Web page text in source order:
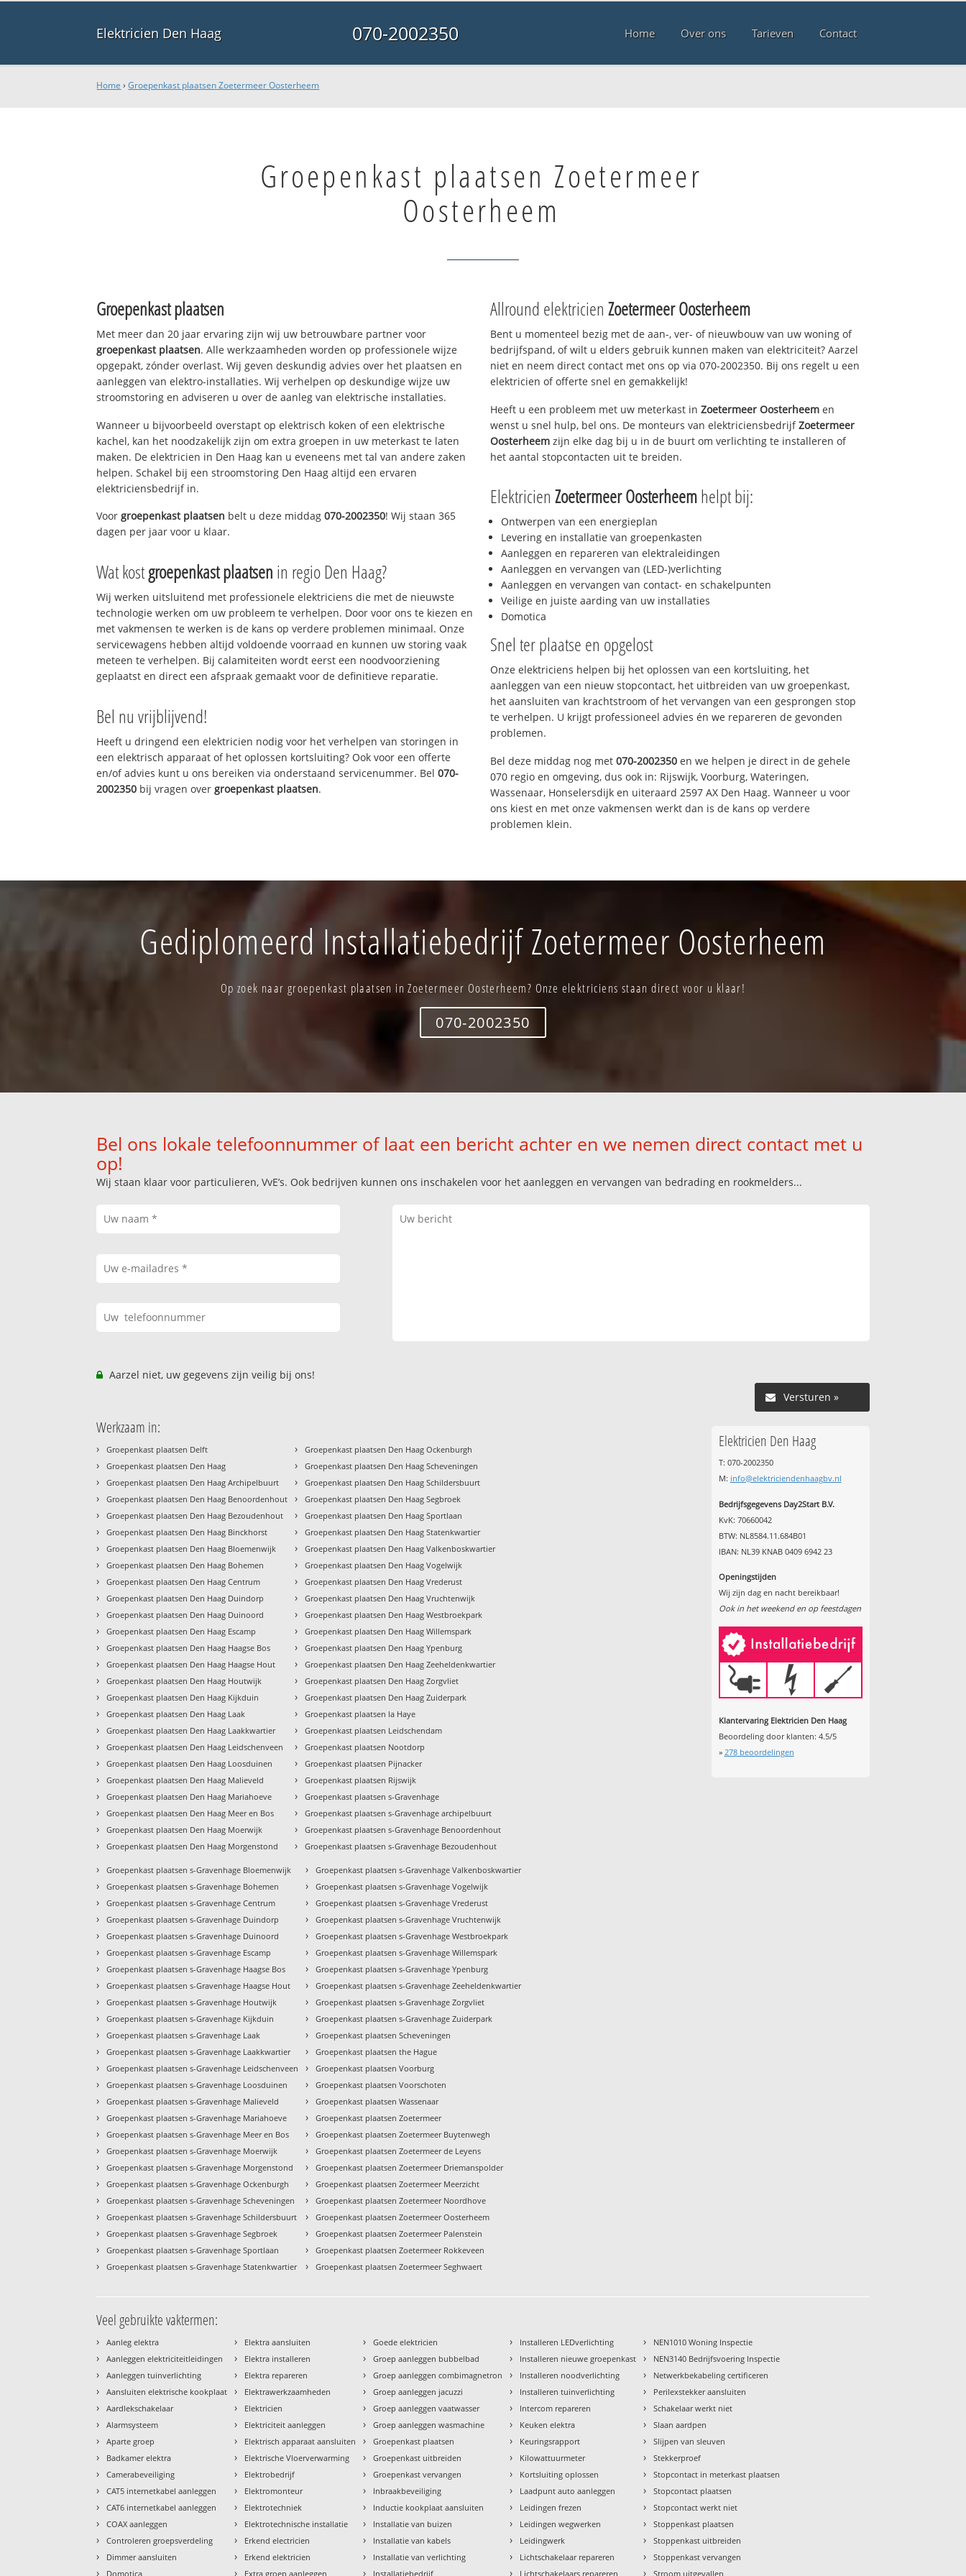
Elektricien Den Haag 070-2002350 Home Over ons Tarieven Contact
Home ›Groepenkast plaatsen Zoetermeer Oosterheem
Groepenkast plaatsen Zoetermeer
Oosterheem
Groepenkast plaatsen
Met meer dan 20 jaar ervaring zijn wij uw betrouwbare partner voor
groepenkast plaatsen. Alle werkzaamheden worden op professionele wijze
opgepakt, zónder overlast. Wij geven deskundig advies over het plaatsen en
aanleggen van elektro-installaties. Wij verhelpen op deskundige wijze uw
stroomstoring en adviseren u over de aanleg van elektrische installaties.
Wanneer u bijvoorbeeld overstapt op elektrisch koken of een elektrische
kachel, kan het noodzakelijk zijn om extra groepen in uw meterkast te laten
maken. De elektricien in Den Haag kan u eveneens met tal van andere zaken
helpen. Schakel bij een stroomstoring Den Haag altijd een ervaren
elektriciensbedrijf in.
Voorgroepenkast plaatsen belt u deze middag070-2002350! Wij staan 365
dagen per jaar voor u klaar.
Wat kostgroepenkast plaatsen in regio Den Haag?
Wij werken uitsluitend met professionele elektriciens die met de nieuwste
technologie werken om uw probleem te verhelpen. Door voor ons te kiezen en
met vakmensen te werken is de kans op verdere problemen minimaal. Onze
servicewagens hebben altijd voldoende voorraad en kunnen uw storing vaak
meteen te verhelpen. Bij calamiteiten wordt eerst een noodvoorziening
geplaatst en direct een afspraak gemaakt voor de definitieve reparatie.
Bel nu vrijblijvend!
Heeft u dringend een elektricien nodig voor het verhelpen van storingen in
een elektrisch apparaat of het oplossen kortsluiting? Ook voor een offerte
en/of advies kunt u ons bereiken via onderstaand servicenummer. Bel070-
2002350 bij vragen overgroepenkast plaatsen.
Allround elektricien Zoetermeer Oosterheem
Bent u momenteel bezig met de aan-, ver- of nieuwbouw van uw woning of
bedrijfspand, of wilt u elders gebruik kunnen maken van elektriciteit? Aarzel
niet en neem direct contact met ons op via 070-2002350. Bij ons regelt u een
elektricien of offerte snel en gemakkelijk!
Heeft u een probleem met uw meterkast in Zoetermeer Oosterheem en
wenst u snel hulp, bel ons. De monteurs van elektriciensbedrijfZoetermeer
Oosterheem zijn elke dag bij u in de buurt om verlichting te installeren of
het aantal stopcontacten uit te breiden.
Elektricien Zoetermeer Oosterheemhelpt bij:
Ontwerpen van een energieplan
Levering en installatie van groepenkasten
Aanleggen en repareren van elektraleidingen
Aanleggen en vervangen van (LED-)verlichting
Aanleggen en vervangen van contact- en schakelpunten
Veilige en juiste aarding van uw installaties
Domotica
Snel ter plaatse en opgelost
Onze elektriciens helpen bij het oplossen van een kortsluiting, het
aanleggen van een nieuw stopcontact, het uitbreiden van uw groepenkast,
het aansluiten van krachtstroom of het vervangen van een gesprongen stop
te verhelpen. U krijgt professioneel advies én we repareren de gevonden
problemen.
Bel deze middag nog met 070-2002350 en we helpen je direct in de gehele
070 regio en omgeving, dus ook in: Rijswijk, Voorburg, Wateringen,
Wassenaar, Honselersdijk en uiteraard 2597 AX Den Haag. Wanneer u voor
ons kiest en met onze vakmensen werkt dan is de kans op verdere
problemen klein.
Gediplomeerd Installatiebedrijf Zoetermeer Oosterheem
Op zoek naar groepenkast plaatsen in Zoetermeer Oosterheem? Onze elektriciens staan direct voor u klaar!
070-2002350
Bel ons lokale telefoonnummer of laat een bericht achter en we nemen direct contact met u
op!
Wij staan klaar voor particulieren, VvE’s. Ook bedrijven kunnen ons inschakelen voor het aanleggen en vervangen van bedrading en rookmelders...
Aarzel niet, uw gegevens zijn veilig bij ons!
Versturen »
Werkzaam in:
› Groepenkast plaatsen Delft
› Groepenkast plaatsen Den Haag
› Groepenkast plaatsen Den Haag Archipelbuurt
› Groepenkast plaatsen Den Haag Benoordenhout
› Groepenkast plaatsen Den Haag Bezoudenhout
› Groepenkast plaatsen Den Haag Binckhorst
› Groepenkast plaatsen Den Haag Bloemenwijk
› Groepenkast plaatsen Den Haag Bohemen
› Groepenkast plaatsen Den Haag Centrum
› Groepenkast plaatsen Den Haag Duindorp
› Groepenkast plaatsen Den Haag Duinoord
› Groepenkast plaatsen Den Haag Escamp
› Groepenkast plaatsen Den Haag Haagse Bos
› Groepenkast plaatsen Den Haag Haagse Hout
› Groepenkast plaatsen Den Haag Houtwijk
› Groepenkast plaatsen Den Haag Kijkduin
› Groepenkast plaatsen Den Haag Laak
› Groepenkast plaatsen Den Haag Laakkwartier
› Groepenkast plaatsen Den Haag Leidschenveen
› Groepenkast plaatsen Den Haag Loosduinen
› Groepenkast plaatsen Den Haag Malieveld
› Groepenkast plaatsen Den Haag Mariahoeve
› Groepenkast plaatsen Den Haag Meer en Bos
› Groepenkast plaatsen Den Haag Moerwijk
› Groepenkast plaatsen Den Haag Morgenstond
› Groepenkast plaatsen Den Haag Ockenburgh
› Groepenkast plaatsen Den Haag Scheveningen
› Groepenkast plaatsen Den Haag Schildersbuurt
› Groepenkast plaatsen Den Haag Segbroek
› Groepenkast plaatsen Den Haag Sportlaan
› Groepenkast plaatsen Den Haag Statenkwartier
› Groepenkast plaatsen Den Haag Valkenboskwartier
› Groepenkast plaatsen Den Haag Vogelwijk
› Groepenkast plaatsen Den Haag Vrederust
› Groepenkast plaatsen Den Haag Vruchtenwijk
› Groepenkast plaatsen Den Haag Westbroekpark
› Groepenkast plaatsen Den Haag Willemspark
› Groepenkast plaatsen Den Haag Ypenburg
› Groepenkast plaatsen Den Haag Zeeheldenkwartier
› Groepenkast plaatsen Den Haag Zorgvliet
› Groepenkast plaatsen Den Haag Zuiderpark
› Groepenkast plaatsen la Haye
› Groepenkast plaatsen Leidschendam
› Groepenkast plaatsen Nootdorp
› Groepenkast plaatsen Pijnacker
› Groepenkast plaatsen Rijswijk
› Groepenkast plaatsen s-Gravenhage
› Groepenkast plaatsen s-Gravenhage archipelbuurt
› Groepenkast plaatsen s-Gravenhage Benoordenhout
› Groepenkast plaatsen s-Gravenhage Bezoudenhout
› Groepenkast plaatsen s-Gravenhage Bloemenwijk
› Groepenkast plaatsen s-Gravenhage Bohemen
› Groepenkast plaatsen s-Gravenhage Centrum
› Groepenkast plaatsen s-Gravenhage Duindorp
› Groepenkast plaatsen s-Gravenhage Duinoord
› Groepenkast plaatsen s-Gravenhage Escamp
› Groepenkast plaatsen s-Gravenhage Haagse Bos
› Groepenkast plaatsen s-Gravenhage Haagse Hout
› Groepenkast plaatsen s-Gravenhage Houtwijk
› Groepenkast plaatsen s-Gravenhage Kijkduin
› Groepenkast plaatsen s-Gravenhage Laak
› Groepenkast plaatsen s-Gravenhage Laakkwartier
› Groepenkast plaatsen s-Gravenhage Leidschenveen
› Groepenkast plaatsen s-Gravenhage Loosduinen
› Groepenkast plaatsen s-Gravenhage Malieveld
› Groepenkast plaatsen s-Gravenhage Mariahoeve
› Groepenkast plaatsen s-Gravenhage Meer en Bos
› Groepenkast plaatsen s-Gravenhage Moerwijk
› Groepenkast plaatsen s-Gravenhage Morgenstond
› Groepenkast plaatsen s-Gravenhage Ockenburgh
› Groepenkast plaatsen s-Gravenhage Scheveningen
› Groepenkast plaatsen s-Gravenhage Schildersbuurt
› Groepenkast plaatsen s-Gravenhage Segbroek
› Groepenkast plaatsen s-Gravenhage Sportlaan
› Groepenkast plaatsen s-Gravenhage Statenkwartier
› Groepenkast plaatsen s-Gravenhage Valkenboskwartier
› Groepenkast plaatsen s-Gravenhage Vogelwijk
› Groepenkast plaatsen s-Gravenhage Vrederust
› Groepenkast plaatsen s-Gravenhage Vruchtenwijk
› Groepenkast plaatsen s-Gravenhage Westbroekpark
› Groepenkast plaatsen s-Gravenhage Willemspark
› Groepenkast plaatsen s-Gravenhage Ypenburg
› Groepenkast plaatsen s-Gravenhage Zeeheldenkwartier
› Groepenkast plaatsen s-Gravenhage Zorgvliet
› Groepenkast plaatsen s-Gravenhage Zuiderpark
› Groepenkast plaatsen Scheveningen
› Groepenkast plaatsen the Hague
› Groepenkast plaatsen Voorburg
› Groepenkast plaatsen Voorschoten
› Groepenkast plaatsen Wassenaar
› Groepenkast plaatsen Zoetermeer
› Groepenkast plaatsen Zoetermeer Buytenwegh
› Groepenkast plaatsen Zoetermeer de Leyens
› Groepenkast plaatsen Zoetermeer Driemanspolder
› Groepenkast plaatsen Zoetermeer Meerzicht
› Groepenkast plaatsen Zoetermeer Noordhove
› Groepenkast plaatsen Zoetermeer Oosterheem
› Groepenkast plaatsen Zoetermeer Palenstein
› Groepenkast plaatsen Zoetermeer Rokkeveen
› Groepenkast plaatsen Zoetermeer Seghwaert
Elektricien Den Haag
T: 070-2002350
M: info@elektriciendenhaagbv.nl
Bedrijfsgegevens Day2Start B.V.
KvK: 70660042
BTW: NL8584.11.684B01
IBAN: NL39 KNAB 0409 6942 23
Openingstijden
Wij zijn dag en nacht bereikbaar!
Ook in het weekend en op feestdagen
Klantervaring Elektricien Den Haag
Beoordeling door klanten: 4.5/5
» 278beoordelingen
Veel gebruikte vaktermen:
› Aanleg elektra
› Aanleggen elektriciteitleidingen
› Aanleggen tuinverlichting
› Aansluiten elektrische kookplaat
› Aardlekschakelaar
› Alarmsysteem
› Aparte groep
› Badkamer elektra
› Camerabeveiliging
› CAT5 internetkabel aanleggen
› CAT6 internetkabel aanleggen
› COAX aanleggen
› Controleren groepsverdeling
› Dimmer aansluiten
› Domotica
› Elektra aansluiten
› Elektra installeren
› Elektra repareren
› Elektrawerkzaamheden
› Elektricien
› Elektriciteit aanleggen
› Elektrisch apparaat aansluiten
› Elektrische Vloerverwarming
› Elektrobedrijf
› Elektromonteur
› Elektrotechniek
› Elektrotechnische installatie
› Erkend electricien
› Erkend elektricien
› Extra groep aanleggen
› Goede elektricien
› Groep aanleggen bubbelbad
› Groep aanleggen combimagnetron
› Groep aanleggen jacuzzi
› Groep aanleggen vaatwasser
› Groep aanleggen wasmachine
› Groepenkast plaatsen
› Groepenkast uitbreiden
› Groepenkast vervangen
› Inbraakbeveiliging
› Inductie kookplaat aansluiten
› Installatie van buizen
› Installatie van kabels
› Installatie van verlichting
› Installatiebedrijf
› Installeren LEDverlichting
› Installeren nieuwe groepenkast
› Installeren noodverlichting
› Installeren tuinverlichting
› Intercom repareren
› Keuken elektra
› Keuringsrapport
› Kilowattuurmeter
› Kortsluiting oplossen
› Laadpunt auto aanleggen
› Leidingen frezen
› Leidingen wegwerken
› Leidingwerk
› Lichtschakelaar repareren
› Lichtschakelaars repareren
› NEN1010 Woning Inspectie
› NEN3140 Bedrijfsvoering Inspectie
› Netwerkbekabeling certificeren
› Perilexstekker aansluiten
› Schakelaar werkt niet
› Slaan aardpen
› Slijpen van sleuven
› Stekkerproef
› Stopcontact in meterkast plaatsen
› Stopcontact plaatsen
› Stopcontact werkt niet
› Stoppenkast plaatsen
› Stoppenkast uitbreiden
› Stoppenkast vervangen
› Stroom uitgevallen